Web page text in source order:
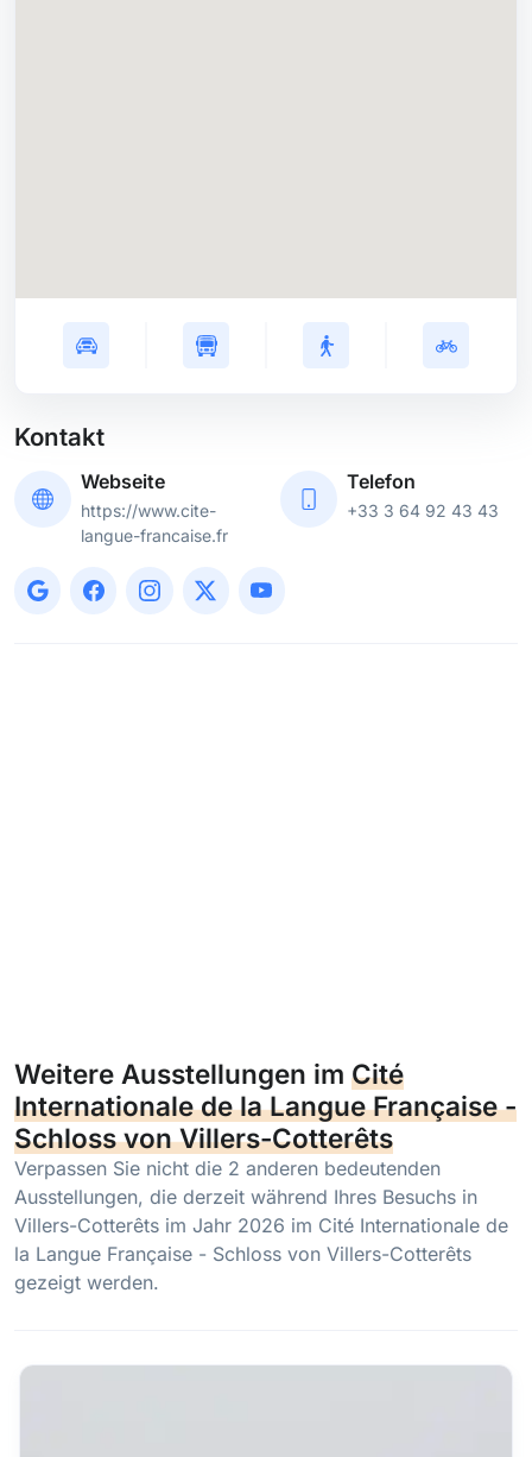
Kontakt
Webseite
https://www.cite-
langue-francaise.fr
Telefon
+33 3 64 92 43 43
Weitere Ausstellungen im Cité
Internationale de la Langue Française -
Schloss von Villers-Cotterêts
Verpassen Sie nicht die 2 anderen bedeutenden
Ausstellungen, die derzeit während Ihres Besuchs in
Villers-Cotterêts im Jahr 2026 im Cité Internationale de
la Langue Française - Schloss von Villers-Cotterêts
gezeigt werden.